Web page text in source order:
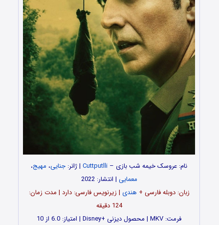
نام: عروسک خیمه شب بازی – Cuttputlli | ژانر: جنایی، مهیج،
معمایی | انتشار: 2022
زبان: دوبله فارسی + هندی | زیرنویس فارسی: دارد | مدت زمان:
124 دقیقه
فرمت: MKV | محصول دیزنی +Disney | امتیاز: 6.0 از 10